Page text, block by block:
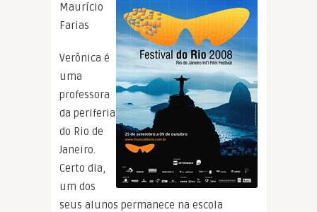
Maurício
Farias
Verônica é
uma
professora
da periferia
do Rio de
Janeiro.
Certo dia,
um dos
seus alunos permanece na escola